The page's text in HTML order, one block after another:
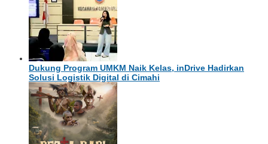
Dukung Program UMKM Naik Kelas, inDrive Hadirkan
Solusi Logistik Digital di Cimahi